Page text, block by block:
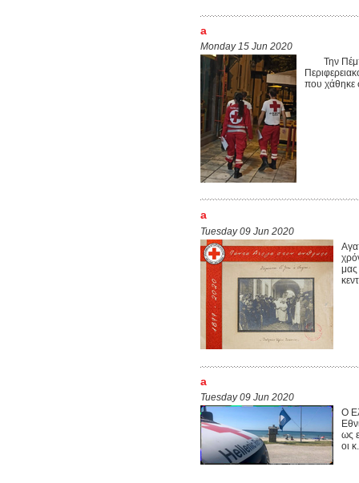
a
Monday 15 Jun 2020
Την
που
a
Tuesday 09 Jun 2020
μας
a
Tuesday 09 Jun 2020
Ο
ως
οι